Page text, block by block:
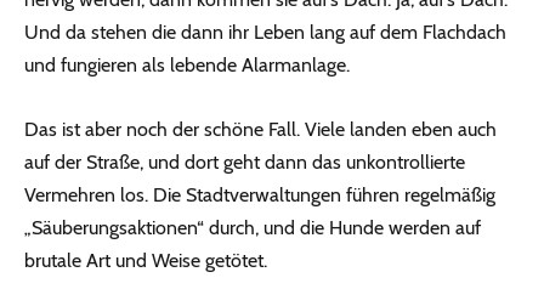
Und da stehen die dann ihr Leben lang auf dem Flachdach
und fungieren als lebende Alarmanlage.
Das ist aber noch der schöne Fall. Viele landen eben auch
auf der Straße, und dort geht dann das unkontrollierte
Vermehren los. Die Stadtverwaltungen führen regelmäßig
„Säuberungsaktionen“ durch, und die Hunde werden auf
brutale Art und Weise getötet.